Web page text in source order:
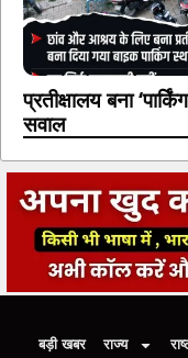
प्रतीक्षालय बना
सवाल
बड़ी खबर राज्य